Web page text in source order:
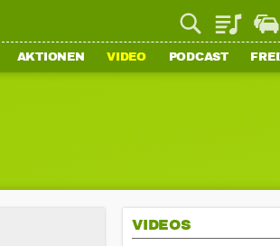
Playlist
AKTIONEN VIDEO PODCAST
VIDEOS